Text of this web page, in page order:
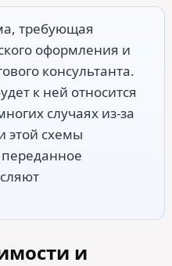
требующая
оформления и
консультанта.
к ней относится
случаях из-за
этой схемы
и